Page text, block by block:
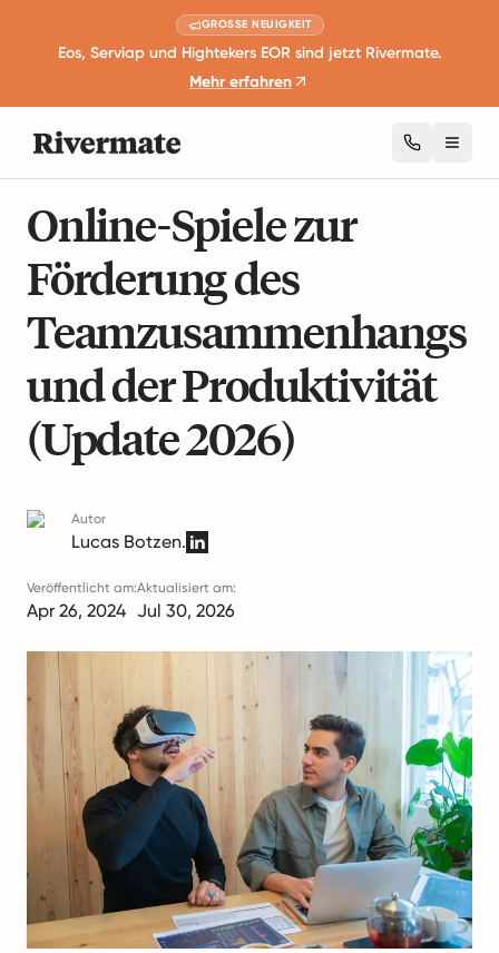
GROSSE NEUIGKEIT
Eos, Serviap und Hightekers EOR sind jetzt Rivermate.
Mehr erfahren
Online-Spiele zur
Förderung des
Teamzusam­menhangs
und der Produktivität
(Update 2026)
Autor
Lucas Botzen.
Veröffentlicht am:
Apr 26, 2024
Aktualisiert am:
Jul 30, 2026